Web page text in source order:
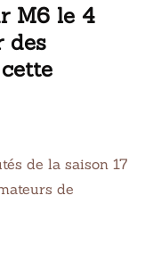
M6 le 4
des
de la saison 17
de